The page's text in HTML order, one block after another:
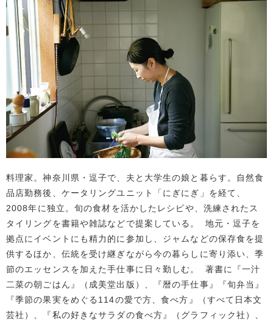
料理家。神奈川県・逗子で、夫と大学生の娘と暮らす。自然食
品店勤務後、ケータリングユニット「にぎにぎ」を経て、
2008年に独立。旬の食材を活かしたレシピや、洗練されたス
タイリングを書籍や雑誌などで提案している。 地元・逗子を
拠点にイベントにも精力的に参加し、ジャムなどの保存食を提
供するほか、伝統を受け継ぎながら今の暮らしに寄り添い、季
節のエッセンスを加えた手仕事に日々勤しむ。 著書に『一汁
二菜の朝ごはん』（成美堂出版）、『暦の手仕事』『旬弁当』
『季節の果実をめぐる114の愛で方、食べ方』（すべて日本文
芸社）、『私の好きなサラダの食べ方』（グラフィック社）、